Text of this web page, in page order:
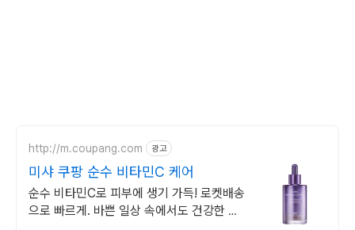
http://m.coupang.com 광고
미샤 쿠팡 순수 비타민C 케어
순수 비타민C로 피부에 생기 가득! 로켓배송
으로 빠르게. 바쁜 일상 속에서도 건강한 피